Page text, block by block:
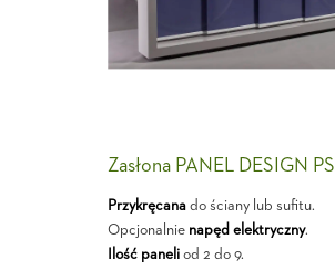
Zasłona PANEL DESIGN PS
Przykręcanado ściany lub sufitu.
Opcjonalnie napęd elektryczny.
Ilość paneliod 2 do 9.